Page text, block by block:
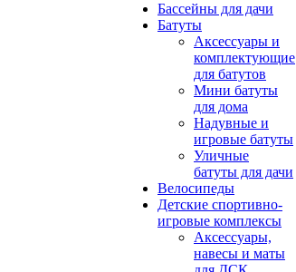
Бассейны для дачи
Батуты
Аксессуары и
комплектующие
для батутов
Мини батуты
для дома
Надувные и
игровые батуты
Уличные
батуты для дачи
Велосипеды
Детские спортивно-
игровые комплексы
Аксессуары,
навесы и маты